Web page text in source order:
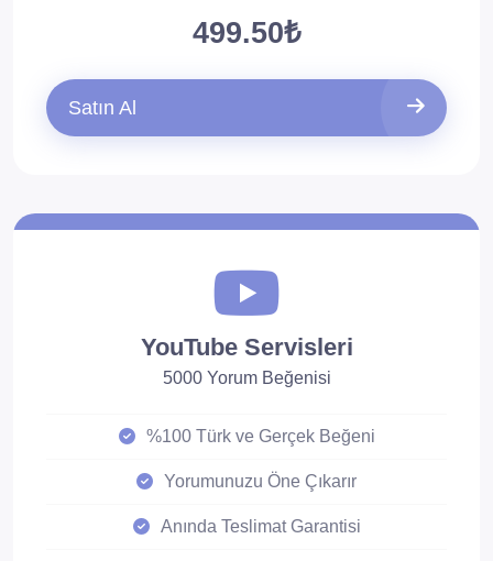
499.50₺
Satın Al
YouTube Servisleri
5000 Yorum Beğenisi
%100 Türk ve Gerçek Beğeni
Yorumunuzu Öne Çıkarır
Anında Teslimat Garantisi